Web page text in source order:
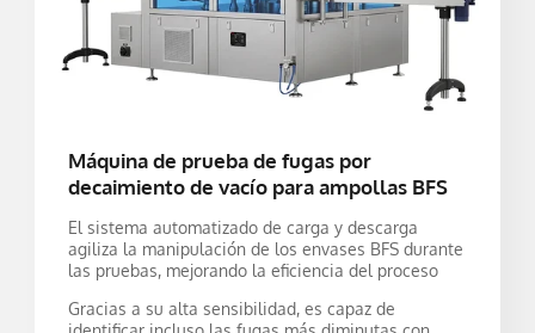
Máquina de prueba de fugas por
decaimiento de vacío para ampollas BFS
El sistema automatizado de carga y descarga
agiliza la manipulación de los envases BFS durante
las pruebas, mejorando la eficiencia del proceso
Gracias a su alta sensibilidad, es capaz de